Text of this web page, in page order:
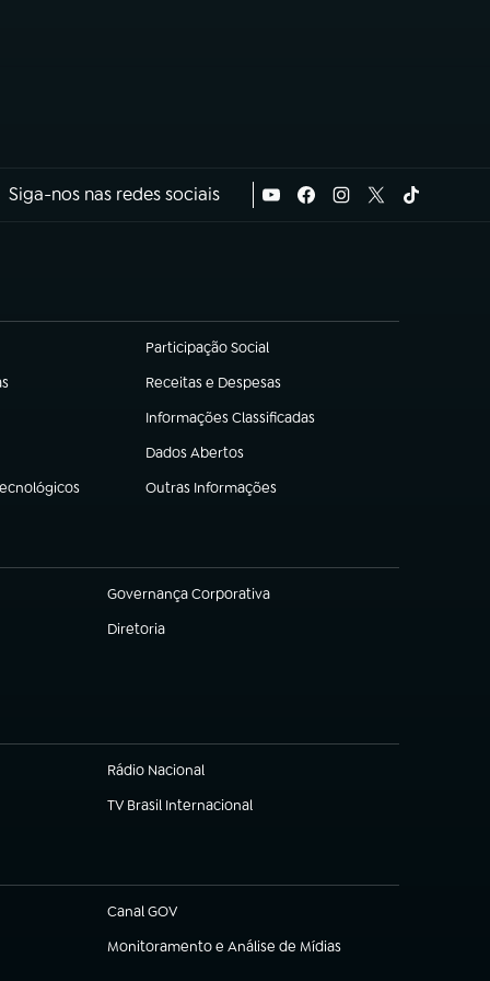
Siga-nos nas redes sociais
Participação Social
(abre em nova aba)
Receitas e Despesas
(abre em nova aba)
Informações Classificadas
(abre em nova aba)
Dados Abertos
(abre em nova aba)
Outras Informações
(abre em nova aba)
Governança Corporativa
(abre em nova aba)
Diretoria
(abre em nova aba)
Rádio Nacional
(abre em nova aba)
TV Brasil Internacional
(abre em nova aba)
Canal GOV
(abre em nova aba)
Monitoramento e Análise de Mídias
(abre em nova aba)